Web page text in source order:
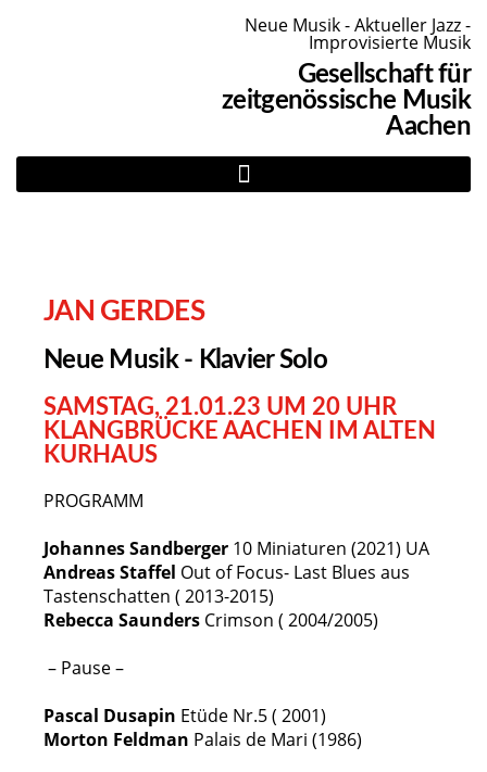
Neue Musik - Aktueller Jazz -
Improvisierte Musik
Gesellschaft für
zeitgenössische Musik
Aachen
JAN GERDES
Neue Musik - Klavier Solo
SAMSTAG, 21.01.23 UM 20 UHR
KLANGBRÜCKE AACHEN IM ALTEN
KURHAUS
PROGRAMM
Johannes Sandberger 10 Miniaturen (2021) UA
Andreas Staffel Out of Focus- Last Blues aus
Tastenschatten ( 2013-2015)
Rebecca Saunders Crimson ( 2004/2005)
– Pause –
Pascal Dusapin Etüde Nr.5 ( 2001)
Morton Feldman Palais de Mari (1986)